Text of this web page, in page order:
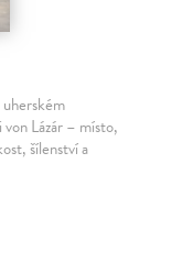
Lázár – místo,
šílenství a